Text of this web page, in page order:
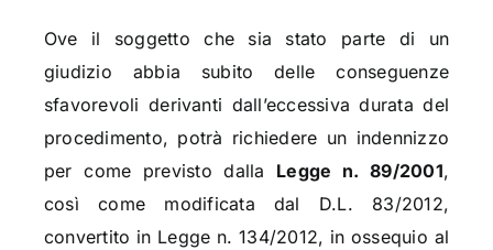
Ove il soggetto che sia stato parte di un
giudizio abbia subito delle conseguenze
sfavorevoli derivanti dall’eccessiva durata del
procedimento, potrà richiedere un indennizzo
per come previsto dalla Legge n. 89/2001,
così come modificata dal D.L. 83/2012,
convertito in Legge n. 134/2012, in ossequio al